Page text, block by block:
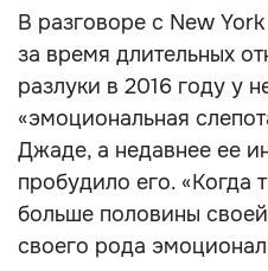
В разговоре с New
за время длительных
разлуки в 2016 году у
«эмоциональная
Джаде, а недавнее ее
пробудило его. «Когда
больше половины
своего рода